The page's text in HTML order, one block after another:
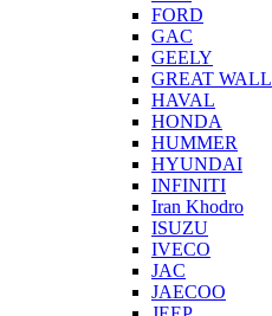
FORD
GAC
GEELY
GREAT WALL
HAVAL
HONDA
HUMMER
HYUNDAI
INFINITI
Iran Khodro
ISUZU
IVECO
JAC
JAECOO